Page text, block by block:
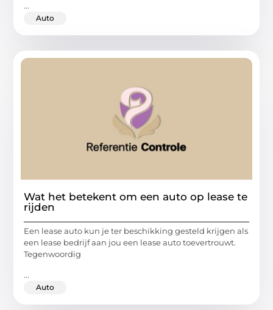
...
Auto
Wat het betekent om een auto op lease te
rijden
Een lease auto kun je ter beschikking gesteld krijgen als
een lease bedrijf aan jou een lease auto toevertrouwt.
Tegenwoordig
...
Auto